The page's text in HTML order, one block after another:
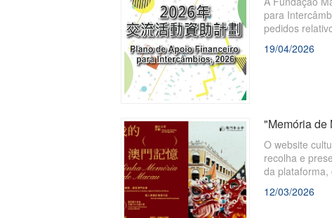
para
pedidos
19/04/2026
"Memória de
O website
recolha e
da plataforma,
12/03/2026